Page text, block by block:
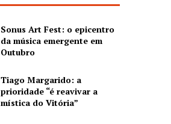
Sonus Art Fest: o epicentro
da música emergente em
Outubro
Tiago Margarido: a
prioridade “é reavivar a
mística do Vitória”